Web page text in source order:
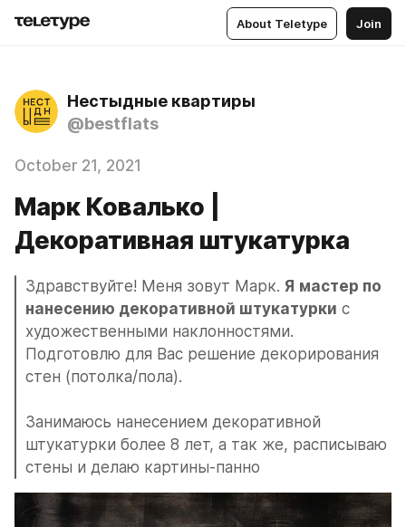
About Teletype Join
Нестыдные квартиры
@bestflats
October 21, 2021
Марк Ковалько |
Декоративная штукатурка
Здравствуйте! Меня зовут Марк. Я мастер по
нанесению декоративной штукатурки с
художественными наклонностями.
Подготовлю для Вас решение декорирования
стен (потолка/пола).
Занимаюсь нанесением декоративной
штукатурки более 8 лет, а так же, расписываю
стены и делаю картины-панно